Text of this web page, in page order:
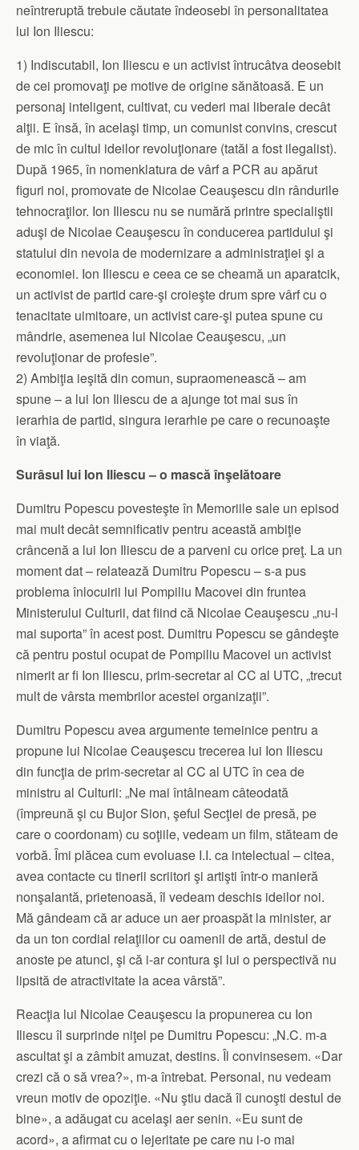
neîntreruptă trebuie căutate îndeosebi în personalitatea
lui Ion Iliescu:
1) Indiscutabil, Ion Iliescu e un activist întrucâtva deosebit
de cei promovaţi pe motive de origine sănătoasă. E un
personaj inteligent, cultivat, cu vederi mai liberale decât
alţii. E însă, în acelaşi timp, un comunist convins, crescut
de mic în cultul ideilor revoluţionare (tatăl a fost ilegalist).
După 1965, în nomenklatura de vârf a PCR au apărut
figuri noi, promovate de Nicolae Ceauşescu din rândurile
tehnocraţilor. Ion Iliescu nu se numără printre specialiştii
aduşi de Nicolae Ceauşescu în conducerea partidului şi
statului din nevoia de modernizare a administraţiei şi a
economiei. Ion Iliescu e ceea ce se cheamă un aparatcik,
un activist de partid care-şi croieşte drum spre vârf cu o
tenacitate uimitoare, un activist care-şi putea spune cu
mândrie, asemenea lui Nicolae Ceauşescu, „un
revoluţionar de profesie”.
2) Ambiţia ieşită din comun, supraomenească – am
spune – a lui Ion Iliescu de a ajunge tot mai sus în
ierarhia de partid, singura ierarhie pe care o recunoaşte
în viaţă.
Surâsul lui Ion Iliescu – o mască înşelătoare
Dumitru Popescu povesteşte în Memoriile sale un episod
mai mult decât semnificativ pentru această ambiţie
crâncenă a lui Ion Iliescu de a parveni cu orice preţ. La un
moment dat – relatează Dumitru Popescu – s-a pus
problema înlocuirii lui Pompiliu Macovei din fruntea
Ministerului Culturii, dat fiind că Nicolae Ceauşescu „nu-l
mai suporta” în acest post. Dumitru Popescu se gândeşte
că pentru postul ocupat de Pompiliu Macovei un activist
nimerit ar fi Ion Iliescu, prim-secretar al CC al UTC, „trecut
mult de vârsta membrilor acestei organizaţii”.
Dumitru Popescu avea argumente temeinice pentru a
propune lui Nicolae Ceauşescu trecerea lui Ion Iliescu
din funcţia de prim-secretar al CC al UTC în cea de
ministru al Culturii: „Ne mai întâlneam câteodată
(împreună şi cu Bujor Sion, şeful Secţiei de presă, pe
care o coordonam) cu soţiile, vedeam un film, stăteam de
vorbă. Îmi plăcea cum evoluase I.I. ca intelectual – citea,
avea contacte cu tinerii scriitori şi artişti într-o manieră
nonşalantă, prietenoasă, îl vedeam deschis ideilor noi.
Mă gândeam că ar aduce un aer proaspăt la minister, ar
da un ton cordial relaţiilor cu oamenii de artă, destul de
anoste pe atunci, şi că i-ar contura şi lui o perspectivă nu
lipsită de atractivitate la acea vârstă”.
Reacţia lui Nicolae Ceauşescu la propunerea cu Ion
Iliescu îl surprinde niţel pe Dumitru Popescu: „N.C. m-a
ascultat şi a zâmbit amuzat, destins. Îl convinsesem. «Dar
crezi că o să vrea?», m-a întrebat. Personal, nu vedeam
vreun motiv de opoziţie. «Nu ştiu dacă îl cunoşti destul de
bine», a adăugat cu acelaşi aer senin. «Eu sunt de
acord», a afirmat cu o lejeritate pe care nu i-o mai